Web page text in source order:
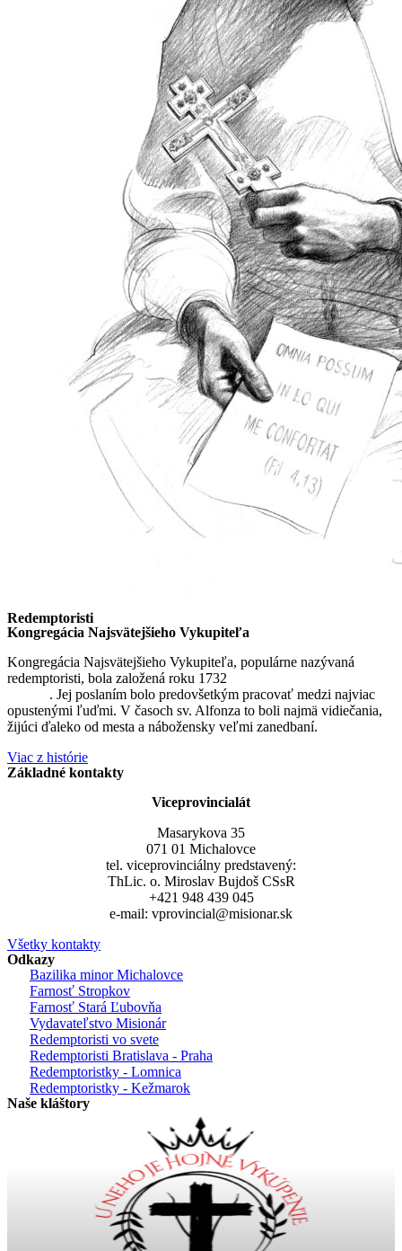
Redemptoristi
Kongregácia Najsvätejšieho Vykupiteľa
Kongregácia Najsvätejšieho Vykupiteľa, populárne nazývaná
redemptoristi, bola založená roku 1732
. Jej poslaním bolo predovšetkým pracovať medzi najviac
opustenými ľuďmi. V časoch sv. Alfonza to boli najmä vidiečania,
žijúci ďaleko od mesta a nábožensky veľmi zanedbaní.
Viac z histórie
Základné kontakty
Viceprovincialát
Masarykova 35
071 01 Michalovce
tel. viceprovinciálny predstavený:
ThLic. o. Miroslav Bujdoš CSsR
+421 948 439 045
e-mail: vprovincial@misionar.sk
Všetky kontakty
Odkazy
Bazilika minor Michalovce
Farnosť Stropkov
Farnosť Stará Ľubovňa
Vydavateľstvo Misionár
Redemptoristi vo svete
Redemptoristi Bratislava - Praha
Redemptoristky - Lomnica
Redemptoristky - Kežmarok
Naše kláštory